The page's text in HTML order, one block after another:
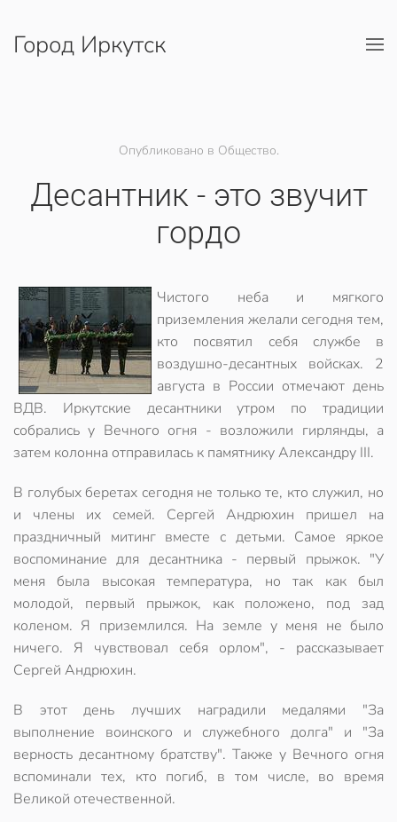
Перейти к содержимому
Город Иркутск
Опубликовано в Общество.
Десантник - это звучит
гордо
Чистого неба и мягкого
приземления желали сегодня тем,
кто посвятил себя службе в
воздушно-десантных войсках. 2
августа в России отмечают день
ВДВ. Иркутские десантники утром по традиции
собрались у Вечного огня - возложили гирлянды, а
затем колонна отправилась к памятнику Александру III.
В голубых беретах сегодня не только те, кто служил, но
и члены их семей. Сергей Андрюхин пришел на
праздничный митинг вместе с детьми. Самое яркое
воспоминание для десантника - первый прыжок. "У
меня была высокая температура, но так как был
молодой, первый прыжок, как положено, под зад
коленом. Я приземлился. На земле у меня не было
ничего. Я чувствовал себя орлом", - рассказывает
Сергей Андрюхин.
В этот день лучших наградили медалями "За
выполнение воинского и служебного долга" и "За
верность десантному братству". Также у Вечного огня
вспоминали тех, кто погиб, в том числе, во время
Великой отечественной.